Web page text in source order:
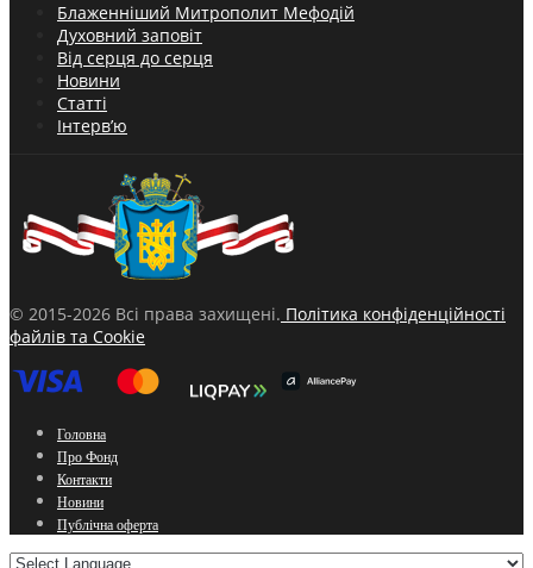
Блаженніший Митрополит Мефодій
Духовний заповіт
Від серця до серця
Новини
Статті
Інтерв’ю
© 2015-2026 Всі права захищені. Політика конфіденційності
файлів та Cookie
Головна
Про Фонд
Контакти
Новини
Публічна оферта